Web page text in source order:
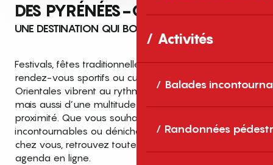
Activités
Balades
Randonnées
DES PYRÉNÉES-ORIENTALES
UNE DESTINATION QUI BOUGE TOUTE L’ANNÉE
Festivals, fêtes traditionnelles, concerts, expositions,
rendez-vous sportifs ou culturels… les Pyrénées-
Orientales vibrent au rythme de grands temps forts
mais aussi d’une multitude d’événements de
proximité. Que vous souhaitiez vivre les
incontournables ou dénicher des sorties près de
chez vous, retrouvez toutes les infos dans notre
agenda en ligne.
Top des événements et sorties
en famille
cet été dans les Pyrénées-Orientales